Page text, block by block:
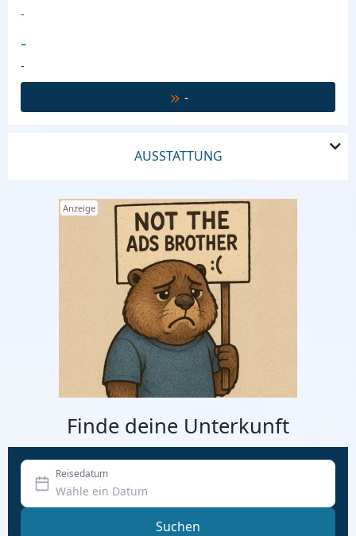
Finde deine Unterkunft
Reisedatum
Suchen
-
-
-
-
AUSSTATTUNG
Anzeige